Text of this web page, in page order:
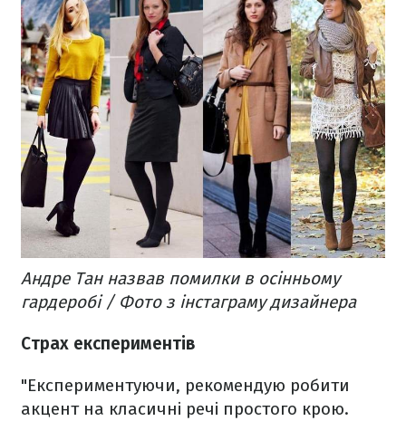
Андре Тан назвав помилки в осінньому
гардеробі / Фото з інстаграму дизайнера
Страх експериментів
"Експериментуючи, рекомендую робити
акцент на класичні речі простого крою.